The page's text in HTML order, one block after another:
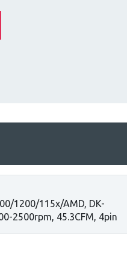
1200/115x/AMD, DK-
2500rpm, 45.3CFM, 4pin